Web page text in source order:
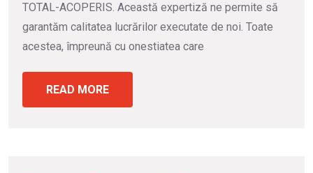
TOTAL-ACOPERIS. Această expertiză ne permite să
garantăm calitatea lucrărilor executate de noi. Toate
acestea, împreună cu onestiatea care
READ MORE